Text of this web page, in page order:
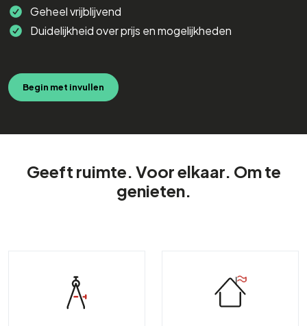
Geheel vrijblijvend
Duidelijkheid over prijs en mogelijkheden
Begin met invullen
Geeft ruimte. Voor elkaar. Om te
genieten.